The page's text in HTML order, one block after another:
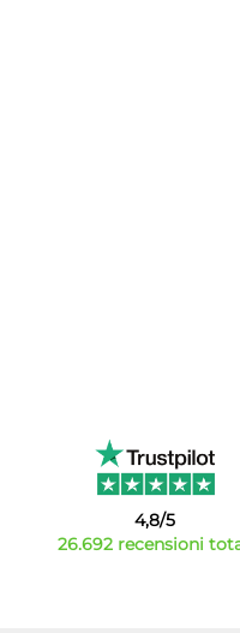
4,8/5
26.692 recensioni